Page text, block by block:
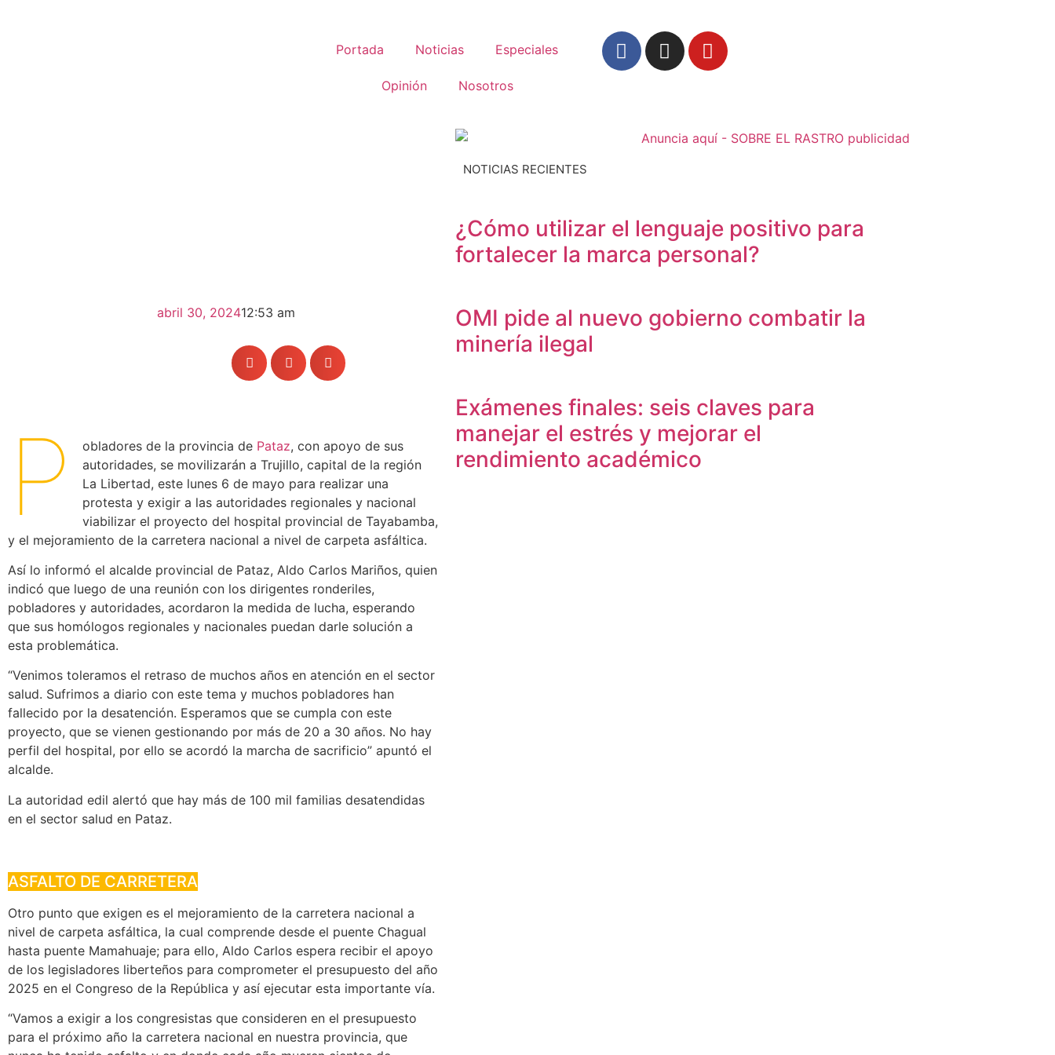
Portada Noticias Especiales
Opinión Nosotros
abril 30, 202412:53 am
P obladores de la provincia de Pataz, con apoyo de sus
autoridades, se movilizarán a Trujillo, capital de la región
La Libertad, este lunes 6 de mayo para realizar una
protesta y exigir a las autoridades regionales y nacional
viabilizar el proyecto del hospital provincial de Tayabamba,
y el mejoramiento de la carretera nacional a nivel de carpeta asfáltica.
Así lo informó el alcalde provincial de Pataz, Aldo Carlos Mariños, quien
indicó que luego de una reunión con los dirigentes ronderiles,
pobladores y autoridades, acordaron la medida de lucha, esperando
que sus homólogos regionales y nacionales puedan darle solución a
esta problemática.
“Venimos toleramos el retraso de muchos años en atención en el sector
salud. Sufrimos a diario con este tema y muchos pobladores han
fallecido por la desatención. Esperamos que se cumpla con este
proyecto, que se vienen gestionando por más de 20 a 30 años. No hay
perfil del hospital, por ello se acordó la marcha de sacrificio” apuntó el
alcalde.
La autoridad edil alertó que hay más de 100 mil familias desatendidas
en el sector salud en Pataz.
ASFALTO DE CARRETERA
Otro punto que exigen es el mejoramiento de la carretera nacional a
nivel de carpeta asfáltica, la cual comprende desde el puente Chagual
hasta puente Mamahuaje; para ello, Aldo Carlos espera recibir el apoyo
de los legisladores liberteños para comprometer el presupuesto del año
2025 en el Congreso de la República y así ejecutar esta importante vía.
“Vamos a exigir a los congresistas que consideren en el presupuesto
para el próximo año la carretera nacional en nuestra provincia, que
NOTICIAS RECIENTES
¿Cómo utilizar el lenguaje positivo para
fortalecer la marca personal?
OMI pide al nuevo gobierno combatir la
minería ilegal
Exámenes finales: seis claves para
manejar el estrés y mejorar el
rendimiento académico